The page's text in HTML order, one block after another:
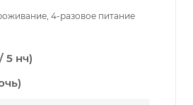
4-разовое питание
5 нч)